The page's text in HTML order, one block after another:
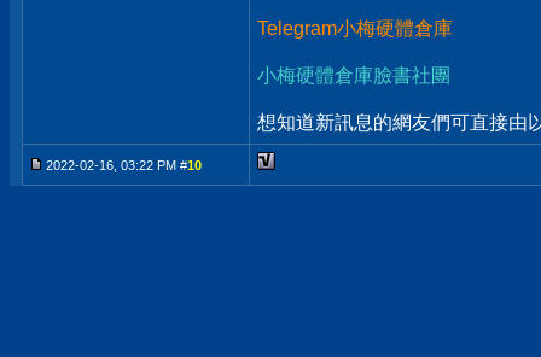
Telegram小梅硬體倉庫
小梅硬體倉庫臉書社團
想知道新訊息的網友們可直接由
2022-02-16, 03:22 PM #10